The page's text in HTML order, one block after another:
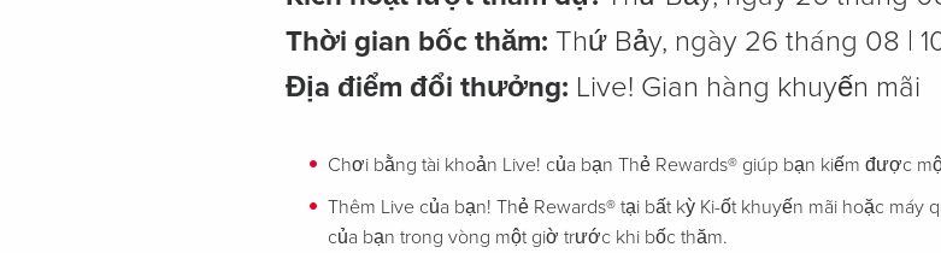
Thời gian bốc thăm: Thứ Bảy, ngày 26 tháng 08 |
Địa điểm đổi thưởng: Live! Gian hàng khuyến mãi
Chơi bằng tài khoản Live! của bạn Thẻ Rewards® giúp bạn kiếm được
Thêm Live của bạn! Thẻ Rewards® tại bất kỳ Ki-ốt khuyến mãi hoặc
của bạn trong vòng một giờ trước khi bốc thăm.